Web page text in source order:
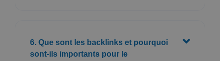
6. Que sont les backlinks et pourquoi
sont-ils importants pour le